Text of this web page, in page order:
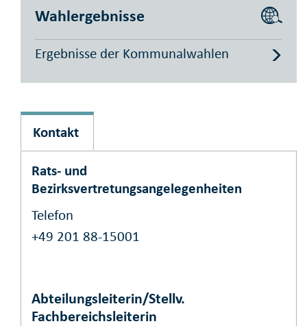
Wahlergebnisse
Ergebnisse der Kommunalwahlen
Kontakt
Rats- und
Bezirksvertretungsangelegenheiten
Telefon
+49 201 88-15001
Abteilungsleiterin/Stellv.
Fachbereichsleiterin